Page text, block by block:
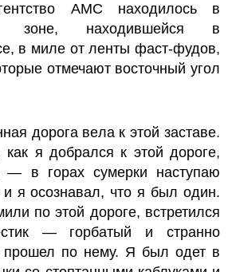
AMC находилось в
зоне, находившейся в
в миле от ленты фаст-фудов,
отмечают восточный угол
дорога вела к этой заставе.
я добрался к этой дороге,
— в горах сумерки наступаю
я осознавал, что я был один.
по этой дороге, встретился
— горбатый и странно
по нему. Я был одет в